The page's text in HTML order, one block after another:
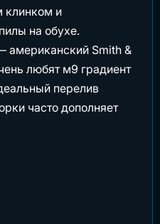
клинком и
на обухе.
американский Smith &
любят м9 градиент
перелив
часто дополняет